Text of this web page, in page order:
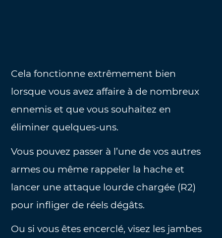
Cela fonctionne extrêmement bien
lorsque vous avez affaire à de nombreux
ennemis et que vous souhaitez en
éliminer quelques-uns.
Vous pouvez passer à l’une de vos autres
armes ou même rappeler la hache et
lancer une attaque lourde chargée (R2)
pour infliger de réels dégâts.
Ou si vous êtes encerclé, visez les jambes